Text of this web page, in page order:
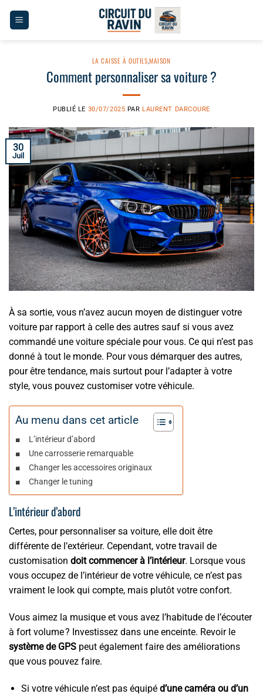
LA CAISSE À OUTILS,MAISON
Comment personnaliser sa voiture ?
PUBLIÉ LE 30/07/2025 PAR LAURENT DARCOURE
30
Juil
À sa sortie, vous n’avez aucun moyen de distinguer votre
voiture par rapport à celle des autres sauf si vous avez
commandé une voiture spéciale pour vous. Ce qui n’est pas
donné à tout le monde. Pour vous démarquer des autres,
pour être tendance, mais surtout pour l’adapter à votre
style, vous pouvez customiser votre véhicule.
Au menu dans cet article
L’intérieur d’abord
Une carrosserie remarquable
Changer les accessoires originaux
Changer le tuning
L’intérieur d’abord
Certes, pour personnaliser sa voiture, elle doit être
différente de l’extérieur. Cependant, votre travail de
customisation doit commencer à l’intérieur. Lorsque vous
vous occupez de l’intérieur de votre véhicule, ce n’est pas
vraiment le look qui compte, mais plutôt votre confort.
Vous aimez la musique et vous avez l’habitude de l’écouter
à fort volume ? Investissez dans une enceinte. Revoir le
système de GPS peut également faire des améliorations
que vous pouvez faire.
Si votre véhicule n’est pas équipé d’une caméra ou d’un